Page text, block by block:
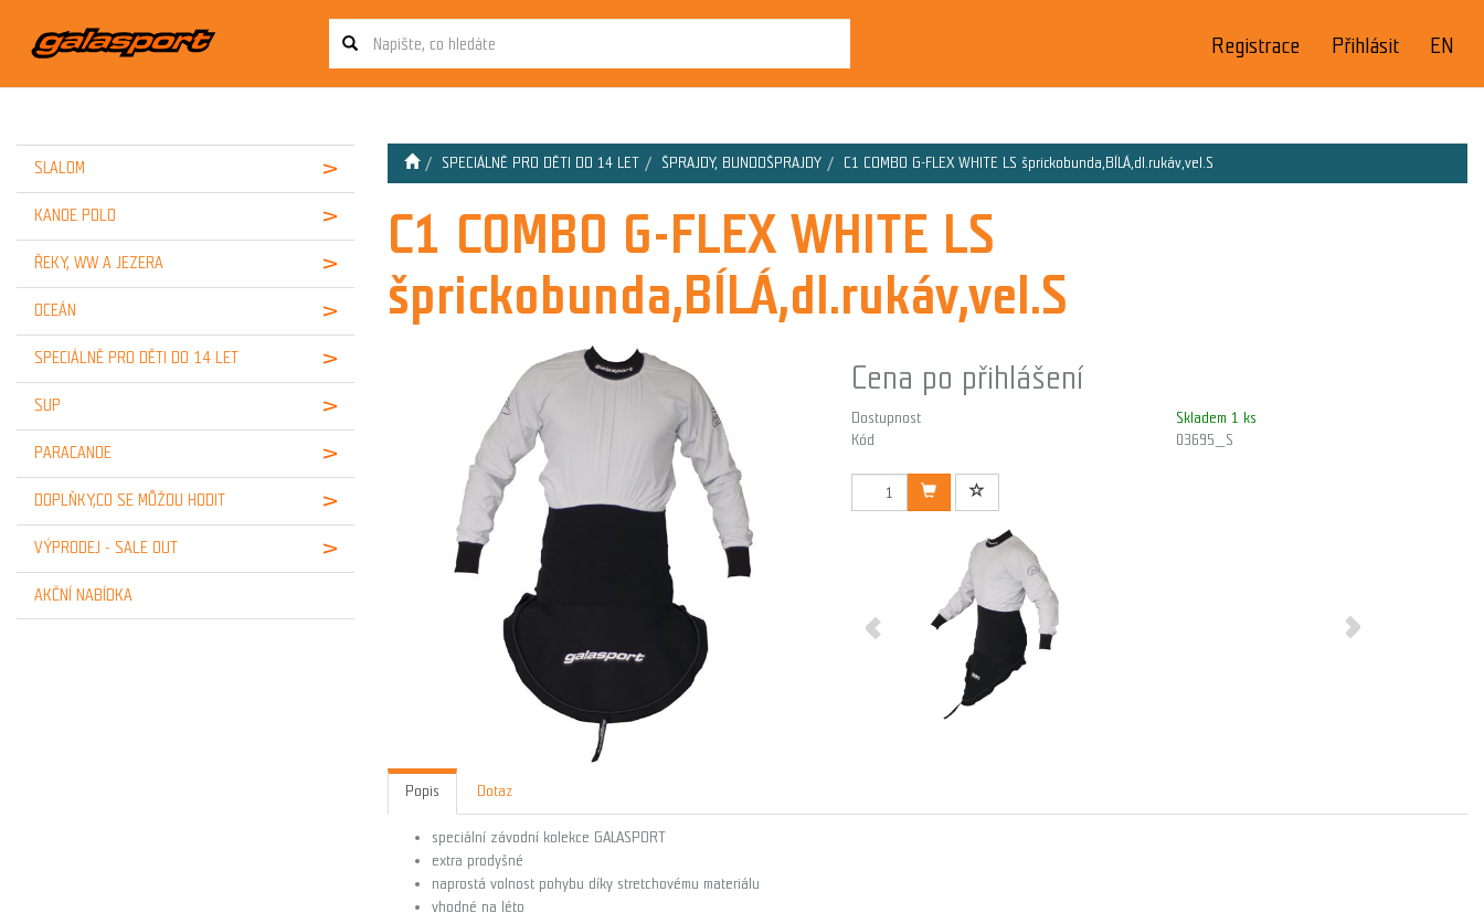
EN
Registrace Přihlásit
SLALOM
KANOE POLO
ŘEKY, WW A JEZERA
OCEÁN
SPECIÁLNĚ PRO DĚTI DO 14 LET
SUP
PARACANOE
DOPLŇKY,CO SE MŮŽOU HODIT
VÝPRODEJ - SALE OUT
AKČNÍ NABÍDKA
SPECIÁLNĚ PRO DĚTI DO 14 LET ŠPRAJDY, BUNDOŠPRAJDY C1 COMBO G-FLEX WHITE LS šprickobunda,BÍLÁ,dl.rukáv,vel.S
C1 COMBO G-FLEX WHITE LS
šprickobunda,BÍLÁ,dl.rukáv,vel.S
Cena po přihlášení
Dostupnost
Skladem 1 ks
Kód
03695_S
Popis Dotaz
speciální závodní kolekce GALASPORT
extra prodyšné
naprostá volnost pohybu díky stretchovému materiálu
vhodné na léto